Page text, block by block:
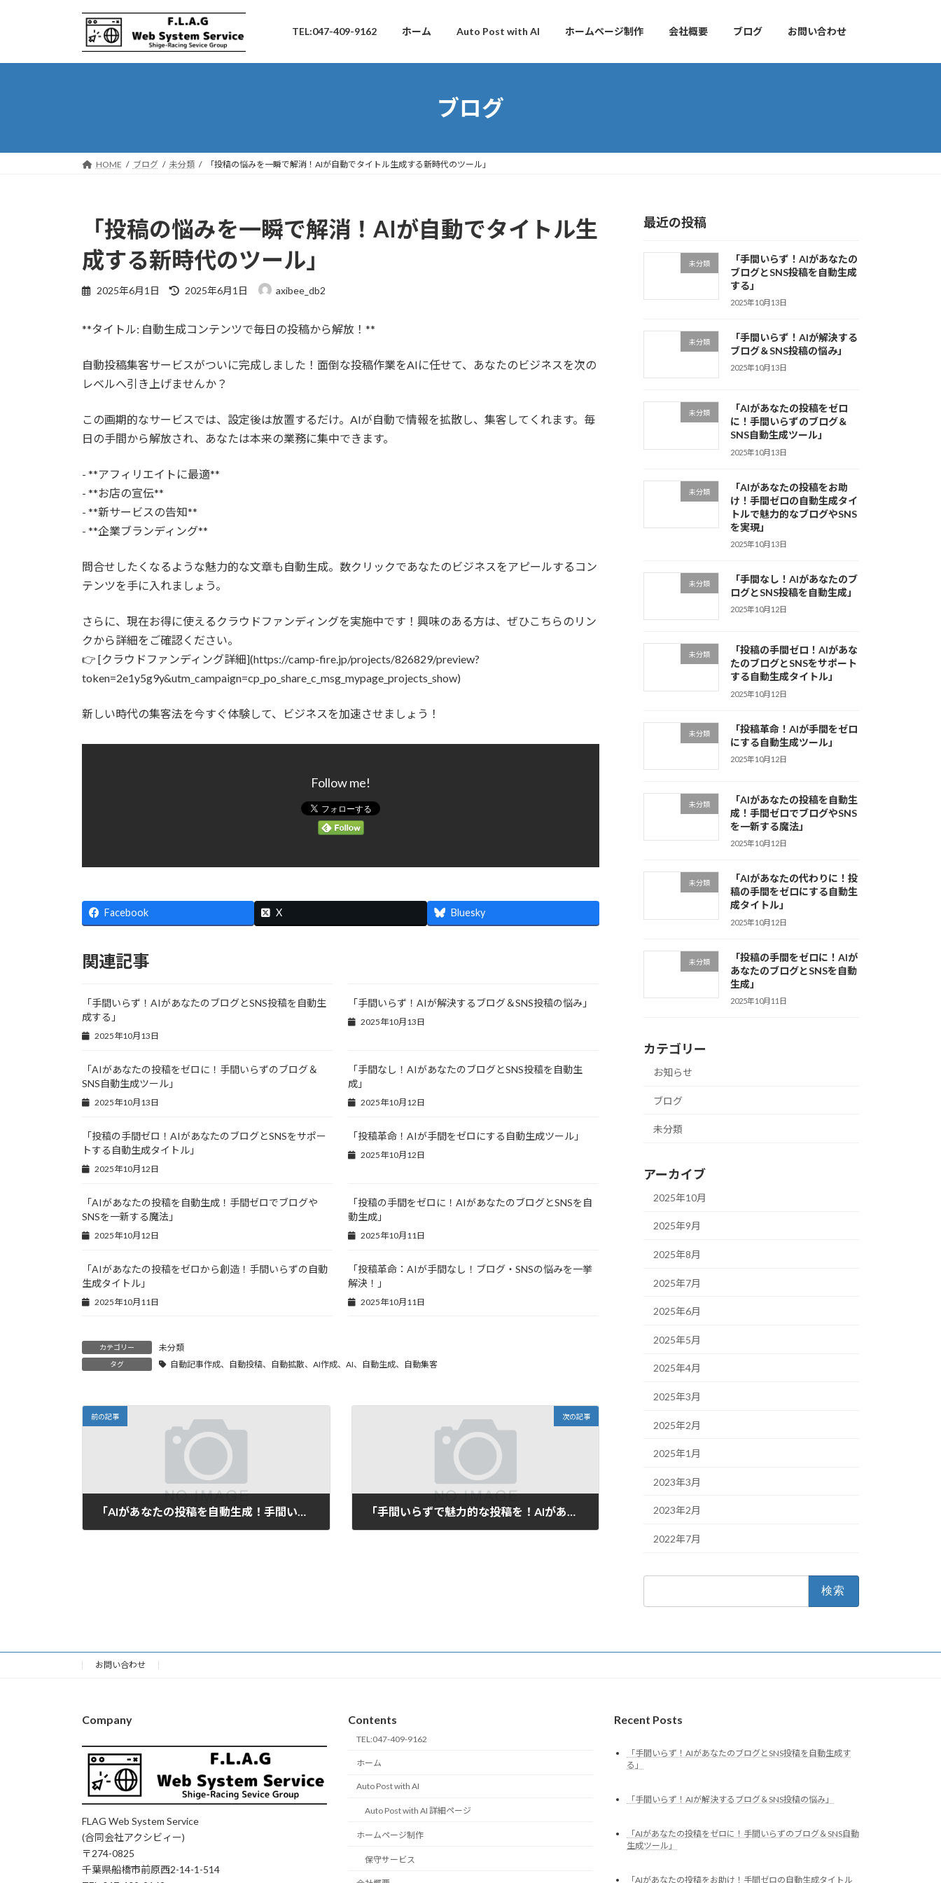
TEL:047-409-9162 ホーム Auto Post with AI ホームページ制作 会社概要 ブログ お問い合わせ
ブログ
HOME ブログ 未分類 「投稿の悩みを一瞬で解消！AIが自動でタイトル生成する新時代のツール」
「投稿の悩みを一瞬で解消！AIが自動でタイトル生
成する新時代のツール」
2025年6月1日
最
新
:
2025年6月1日 axibee_db2
**タイトル: 自動生成コンテンツで毎日の投稿から解放！**
自動投稿集客サービスがついに完成しました！面倒な投稿作業をAIに任せて、あなたのビジネスを次の
レベルへ引き上げませんか？
この画期的なサービスでは、設定後は放置するだけ。AIが自動で情報を拡散し、集客してくれます。毎
日の手間から解放され、あなたは本来の業務に集中できます。
- **アフィリエイトに最適**
- **お店の宣伝**
- **新サービスの告知**
- **企業ブランディング**
問合せしたくなるような魅力的な文章も自動生成。数クリックであなたのビジネスをアピールするコン
テンツを手に入れましょう。
さらに、現在お得に使えるクラウドファンディングを実施中です！興味のある方は、ぜひこちらのリン
クから詳細をご確認ください。
👉 [クラウドファンディング詳細](https://camp-fire.jp/projects/826829/preview?
token=2e1y5g9y&utm_campaign=cp_po_share_c_msg_mypage_projects_show)
新しい時代の集客法を今すぐ体験して、ビジネスを加速させましょう！
Follow me!
Facebook X Bluesky
関連記事
「手間いらず！AIがあなたのブログとSNS投稿を自動生
成する」
2025年10月13日
「手間いらず！AIが解決するブログ＆SNS投稿の悩み」
2025年10月13日
「AIがあなたの投稿をゼロに！手間いらずのブログ＆
SNS自動生成ツール」
2025年10月13日
「手間なし！AIがあなたのブログとSNS投稿を自動生
成」
2025年10月12日
「投稿の手間ゼロ！AIがあなたのブログとSNSをサポー
トする自動生成タイトル」
2025年10月12日
「投稿革命！AIが手間をゼロにする自動生成ツール」
2025年10月12日
「AIがあなたの投稿を自動生成！手間ゼロでブログや
SNSを一新する魔法」
2025年10月12日
「投稿の手間をゼロに！AIがあなたのブログとSNSを自
動生成」
2025年10月11日
「AIがあなたの投稿をゼロから創造！手間いらずの自動
生成タイトル」
2025年10月11日
「投稿革命：AIが手間なし！ブログ・SNSの悩みを一挙
解決！」
2025年10月11日
カテゴリー 未分類
タグ 自動記事作成、自動投稿、自動拡散、AI作成、AI、自動生成、自動集客
前の記事 次の記事
最近の投稿
未分類
「手間いらず！AIがあなたの
ブログとSNS投稿を自動生成
する」
2025年10月13日
未分類
「手間いらず！AIが解決する
ブログ＆SNS投稿の悩み」
2025年10月13日
未分類
「AIがあなたの投稿をゼロ
に！手間いらずのブログ＆
SNS自動生成ツール」
2025年10月13日
未分類
「AIがあなたの投稿をお助
け！手間ゼロの自動生成タイ
トルで魅力的なブログやSNS
を実現」
2025年10月13日
未分類
「手間なし！AIがあなたのブ
ログとSNS投稿を自動生成」
2025年10月12日
未分類
「投稿の手間ゼロ！AIがあな
たのブログとSNSをサポート
する自動生成タイトル」
2025年10月12日
未分類
「投稿革命！AIが手間をゼロ
にする自動生成ツール」
2025年10月12日
未分類
「AIがあなたの投稿を自動生
成！手間ゼロでブログやSNS
を一新する魔法」
2025年10月12日
未分類
「AIがあなたの代わりに！投
稿の手間をゼロにする自動生
成タイトル」
2025年10月12日
未分類
「投稿の手間をゼロに！AIが
あなたのブログとSNSを自動
生成」
2025年10月11日
カテゴリー
お知らせ
ブログ
未分類
アーカイブ
2025年10月
2025年9月
2025年8月
2025年7月
2025年6月
2025年5月
2025年4月
2025年3月
2025年2月
2025年1月
2023年3月
2023年2月
2022年7月
お問い合わせ
Company
FLAG Web System Service
(合同会社アクシビィー)
〒274-0825
千葉県船橋市前原西2-14-1-514
Contents
TEL:047-409-9162
ホーム
Auto Post with AI
Auto Post with AI 詳細ページ
ホームページ制作
保守サービス
Recent Posts
「手間いらず！AIがあなたのブログとSNS投稿を自動生成す
る」
「手間いらず！AIが解決するブログ＆SNS投稿の悩み」
「AIがあなたの投稿をゼロに！手間いらずのブログ＆SNS自動
生成ツール」
「AIがあなたの投稿をお助け！手間ゼロの自動生成タイトル